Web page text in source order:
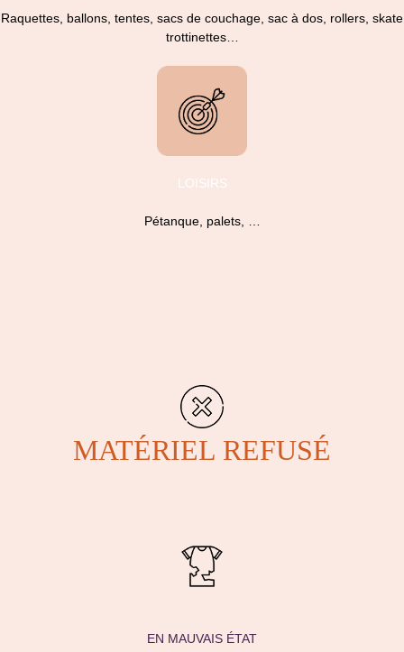
Raquettes, ballons, tentes, sacs de couchage, sac à dos, rollers, skate
trottinettes…
LOISIRS
Pétanque, palets, …
MATÉRIEL REFUSÉ
EN MAUVAIS ÉTAT